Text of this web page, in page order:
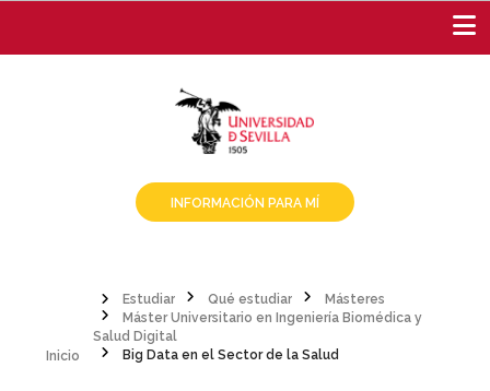
contenido
INFORMACIÓN PARA MÍ
Sobrescribir
enlaces
Estudiar Qué estudiar
Másteres
Máster Universitario en Ingeniería Biomédica y
Salud Digital
Big Data en el Sector de la Salud